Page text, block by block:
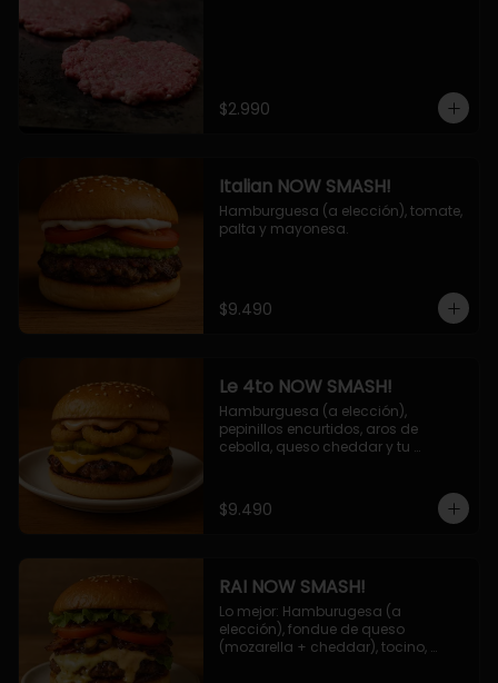
$2.990
Italian NOW SMASH!
Hamburguesa (a elección), tomate,
palta y mayonesa.
$9.490
Le 4to NOW SMASH!
Hamburguesa (a elección),
pepinillos encurtidos, aros de
cebolla, queso cheddar y tu
$9.490
RAI NOW SMASH!
Lo mejor: Hamburugesa (a
elección), fondue de queso
(mozarella + cheddar), tocino,